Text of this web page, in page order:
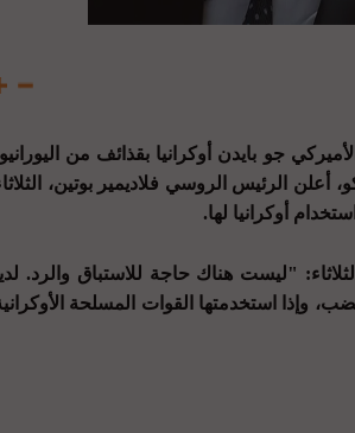
جو بايدن أوكرانيا بقذائف من
الرئيس الروسي فلاديمير بوتين،
أوكرانيا لها.
"ليست هناك حاجة للاستباق والرد.
وإذا استخدمتها القوات المسلحة